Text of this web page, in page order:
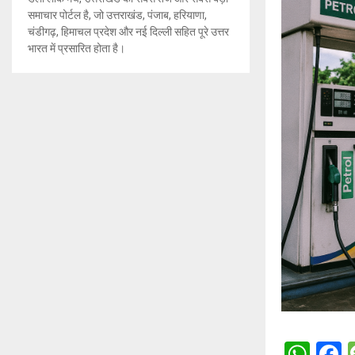
समाचार पोर्टल है, जो उत्तराखंड, पंजाब, हरियाणा,
चंडीगढ़, हिमाचल प्रदेश और नई दिल्ली सहित पूरे उत्तर
भारत में प्रसारित होता है।